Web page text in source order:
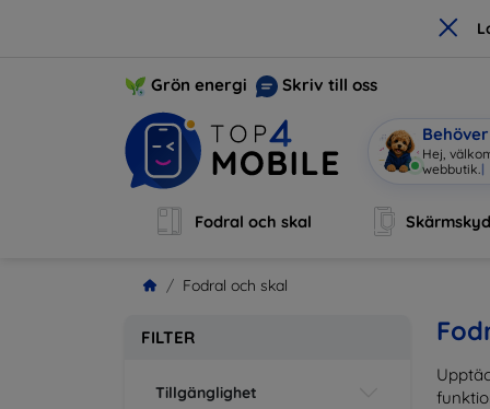
×
Grön energi Skriv till oss
Hej,
webbutik. |
Fodral och skal
Fodral och skal
FILTER
Tillgänglighet